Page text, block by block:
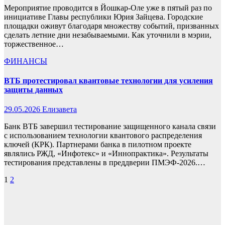
Мероприятие проводится в Йошкар-Оле уже в пятый раз по
инициативе Главы республики Юрия Зайцева. Городские
площадки оживут благодаря множеству событий, призванных
сделать летние дни незабываемыми. Как уточнили в мэрии,
торжественное…
ФИНАНСЫ
ВТБ протестировал квантовые технологии для усиления
защиты данных
29.05.2026 Елизавета
Банк ВТБ завершил тестирование защищенного канала связи
с использованием технологии квантового распределения
ключей (КРК). Партнерами банка в пилотном проекте
являлись РЖД, «Инфотекс» и «Иннопрактика». Результаты
тестирования представлены в преддверии ПМЭФ-2026.…
Пагинация
1 2